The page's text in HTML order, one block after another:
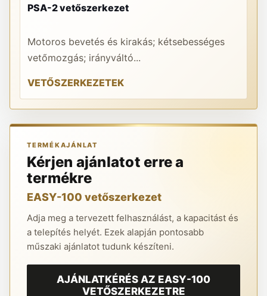
PSA-2 vetőszerkezet
Motoros bevetés és kirakás; kétsebességes
vetőmozgás; irányváltó...
VETŐSZERKEZETEK
TERMÉKAJÁNLAT
Kérjen ajánlatot erre a
termékre
EASY-100 vetőszerkezet
Adja meg a tervezett felhasználást, a kapacitást és
a telepítés helyét. Ezek alapján pontosabb
műszaki ajánlatot tudunk készíteni.
AJÁNLATKÉRÉS AZ EASY-100
VETŐSZERKEZETRE